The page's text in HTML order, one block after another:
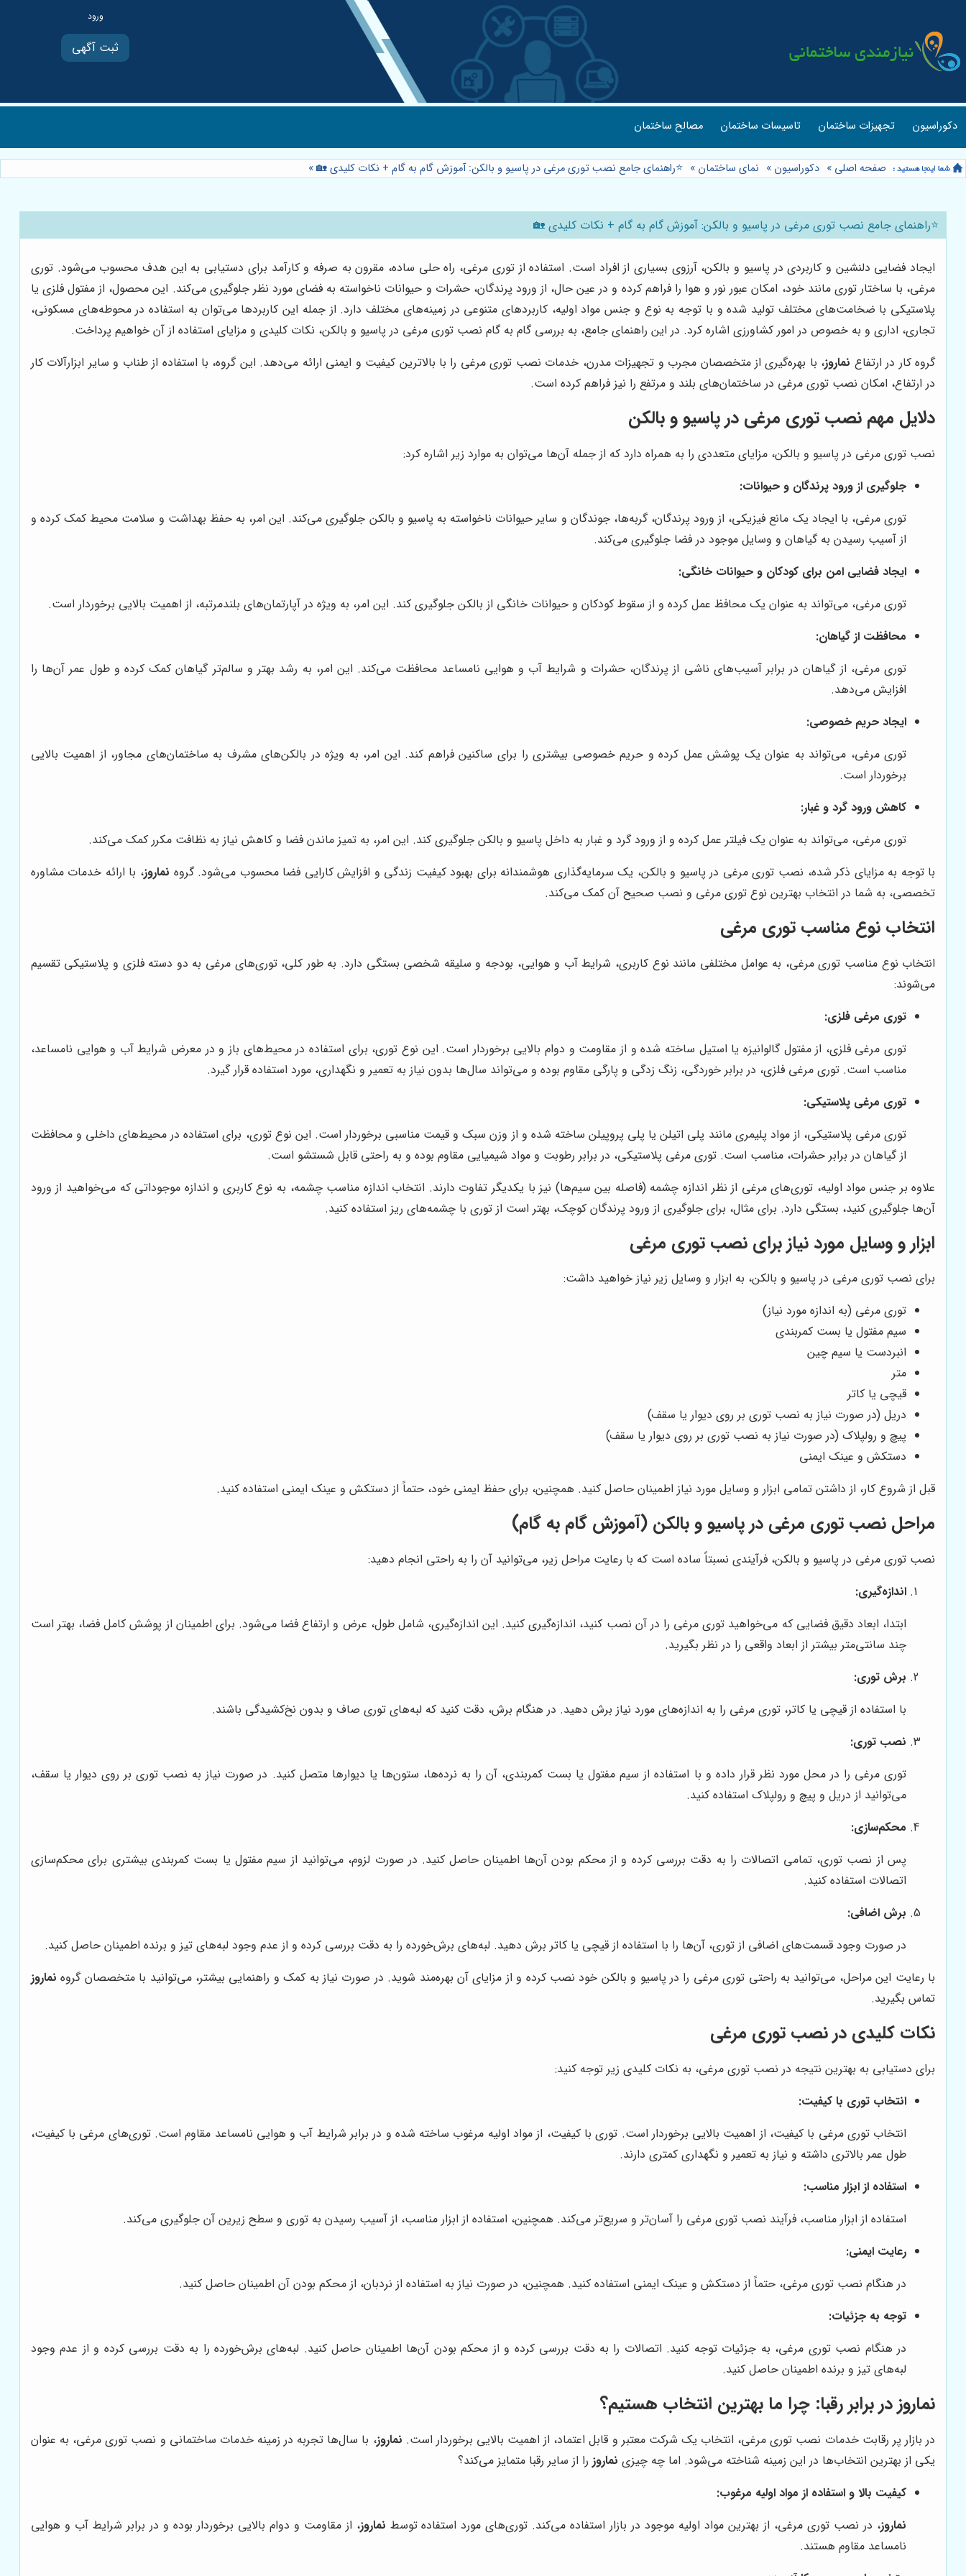
ثبت آگهی
دکوراسیون تجهیزات ساختمان تاسیسات ساختمان مصالح ساختمان
صفحه اصلی » دکوراسیون » نمای ساختمان » ⭐️راهنمای جامع نصب توری مرغی در پاسیو و بالکن: آموزش گام به گام + نکات کلیدی 🏡»
⭐️راهنمای جامع نصب توری مرغی در پاسیو و بالکن: آموزش گام به گام + نکات کلیدی 🏡
ایجاد فضایی دلنشین و کاربردی در پاسیو و بالکن، آرزوی بسیاری از افراد است. استفاده از توری مرغی، راه حلی ساده، مقرون به صرفه و کارآمد برای دستیابی به این هدف محسوب می‌شود. توری
مرغی، با ساختار توری مانند خود، امکان عبور نور و هوا را فراهم کرده و در عین حال، از ورود پرندگان، حشرات و حیوانات ناخواسته به فضای مورد نظر جلوگیری می‌کند. این محصول، از مفتول فلزی یا
پلاستیکی با ضخامت‌های مختلف تولید شده و با توجه به نوع و جنس مواد اولیه، کاربردهای متنوعی در زمینه‌های مختلف دارد. از جمله این کاربردها می‌توان به استفاده در محوطه‌های مسکونی،
تجاری، اداری و به خصوص در امور کشاورزی اشاره کرد. در این راهنمای جامع، به بررسی گام به گام نصب توری مرغی در پاسیو و بالکن، نکات کلیدی و مزایای استفاده از آن خواهیم پرداخت.
گروه کار در ارتفاع نماروز، با بهره‌گیری از متخصصان مجرب و تجهیزات مدرن، خدمات نصب توری مرغی را با بالاترین کیفیت و ایمنی ارائه می‌دهد. این گروه، با استفاده از طناب و سایر ابزارآلات کار
در ارتفاع، امکان نصب توری مرغی در ساختمان‌های بلند و مرتفع را نیز فراهم کرده است.
دلایل مهم نصب توری مرغی در پاسیو و بالکن
نصب توری مرغی در پاسیو و بالکن، مزایای متعددی را به همراه دارد که از جمله آن‌ها می‌توان به موارد زیر اشاره کرد:
جلوگیری از ورود پرندگان و حیوانات:
توری مرغی، با ایجاد یک مانع فیزیکی، از ورود پرندگان، گربه‌ها، جوندگان و سایر حیوانات ناخواسته به پاسیو و بالکن جلوگیری می‌کند. این امر، به حفظ بهداشت و سلامت محیط کمک کرده و
از آسیب رسیدن به گیاهان و وسایل موجود در فضا جلوگیری می‌کند.
ایجاد فضایی امن برای کودکان و حیوانات خانگی:
توری مرغی، می‌تواند به عنوان یک محافظ عمل کرده و از سقوط کودکان و حیوانات خانگی از بالکن جلوگیری کند. این امر، به ویژه در آپارتمان‌های بلندمرتبه، از اهمیت بالایی برخوردار است.
محافظت از گیاهان:
توری مرغی، از گیاهان در برابر آسیب‌های ناشی از پرندگان، حشرات و شرایط آب و هوایی نامساعد محافظت می‌کند. این امر، به رشد بهتر و سالم‌تر گیاهان کمک کرده و طول عمر آن‌ها را
افزایش می‌دهد.
ایجاد حریم خصوصی:
توری مرغی، می‌تواند به عنوان یک پوشش عمل کرده و حریم خصوصی بیشتری را برای ساکنین فراهم کند. این امر، به ویژه در بالکن‌های مشرف به ساختمان‌های مجاور، از اهمیت بالایی
برخوردار است.
کاهش ورود گرد و غبار:
توری مرغی، می‌تواند به عنوان یک فیلتر عمل کرده و از ورود گرد و غبار به داخل پاسیو و بالکن جلوگیری کند. این امر، به تمیز ماندن فضا و کاهش نیاز به نظافت مکرر کمک می‌کند.
با توجه به مزایای ذکر شده، نصب توری مرغی در پاسیو و بالکن، یک سرمایه‌گذاری هوشمندانه برای بهبود کیفیت زندگی و افزایش کارایی فضا محسوب می‌شود. گروه نماروز، با ارائه خدمات مشاوره
تخصصی، به شما در انتخاب بهترین نوع توری مرغی و نصب صحیح آن کمک می‌کند.
انتخاب نوع مناسب توری مرغی
انتخاب نوع مناسب توری مرغی، به عوامل مختلفی مانند نوع کاربری، شرایط آب و هوایی، بودجه و سلیقه شخصی بستگی دارد. به طور کلی، توری‌های مرغی به دو دسته فلزی و پلاستیکی تقسیم
می‌شوند:
توری مرغی فلزی:
توری مرغی فلزی، از مفتول گالوانیزه یا استیل ساخته شده و از مقاومت و دوام بالایی برخوردار است. این نوع توری، برای استفاده در محیط‌های باز و در معرض شرایط آب و هوایی نامساعد،
مناسب است. توری مرغی فلزی، در برابر خوردگی، زنگ زدگی و پارگی مقاوم بوده و می‌تواند سال‌ها بدون نیاز به تعمیر و نگهداری، مورد استفاده قرار گیرد.
توری مرغی پلاستیکی:
توری مرغی پلاستیکی، از مواد پلیمری مانند پلی اتیلن یا پلی پروپیلن ساخته شده و از وزن سبک و قیمت مناسبی برخوردار است. این نوع توری، برای استفاده در محیط‌های داخلی و محافظت
از گیاهان در برابر حشرات، مناسب است. توری مرغی پلاستیکی، در برابر رطوبت و مواد شیمیایی مقاوم بوده و به راحتی قابل شستشو است.
علاوه بر جنس مواد اولیه، توری‌های مرغی از نظر اندازه چشمه (فاصله بین سیم‌ها) نیز با یکدیگر تفاوت دارند. انتخاب اندازه مناسب چشمه، به نوع کاربری و اندازه موجوداتی که می‌خواهید از ورود
آن‌ها جلوگیری کنید، بستگی دارد. برای مثال، برای جلوگیری از ورود پرندگان کوچک، بهتر است از توری با چشمه‌های ریز استفاده کنید.
ابزار و وسایل مورد نیاز برای نصب توری مرغی
برای نصب توری مرغی در پاسیو و بالکن، به ابزار و وسایل زیر نیاز خواهید داشت:
توری مرغی (به اندازه مورد نیاز)
سیم مفتول یا بست کمربندی
انبردست یا سیم چین
متر
قیچی یا کاتر
دریل (در صورت نیاز به نصب توری بر روی دیوار یا سقف)
پیچ و رولپلاک (در صورت نیاز به نصب توری بر روی دیوار یا سقف)
دستکش و عینک ایمنی
قبل از شروع کار، از داشتن تمامی ابزار و وسایل مورد نیاز اطمینان حاصل کنید. همچنین، برای حفظ ایمنی خود، حتماً از دستکش و عینک ایمنی استفاده کنید.
مراحل نصب توری مرغی در پاسیو و بالکن (آموزش گام به گام)
نصب توری مرغی در پاسیو و بالکن، فرآیندی نسبتاً ساده است که با رعایت مراحل زیر، می‌توانید آن را به راحتی انجام دهید:
اندازه‌گیری:
ابتدا، ابعاد دقیق فضایی که می‌خواهید توری مرغی را در آن نصب کنید، اندازه‌گیری کنید. این اندازه‌گیری، شامل طول، عرض و ارتفاع فضا می‌شود. برای اطمینان از پوشش کامل فضا، بهتر است
چند سانتی‌متر بیشتر از ابعاد واقعی را در نظر بگیرید.
برش توری:
با استفاده از قیچی یا کاتر، توری مرغی را به اندازه‌های مورد نیاز برش دهید. در هنگام برش، دقت کنید که لبه‌های توری صاف و بدون نخ‌کشیدگی باشند.
نصب توری:
توری مرغی را در محل مورد نظر قرار داده و با استفاده از سیم مفتول یا بست کمربندی، آن را به نرده‌ها، ستون‌ها یا دیوارها متصل کنید. در صورت نیاز به نصب توری بر روی دیوار یا سقف،
می‌توانید از دریل و پیچ و رولپلاک استفاده کنید.
محکم‌سازی:
پس از نصب توری، تمامی اتصالات را به دقت بررسی کرده و از محکم بودن آن‌ها اطمینان حاصل کنید. در صورت لزوم، می‌توانید از سیم مفتول یا بست کمربندی بیشتری برای محکم‌سازی
اتصالات استفاده کنید.
برش اضافی:
در صورت وجود قسمت‌های اضافی از توری، آن‌ها را با استفاده از قیچی یا کاتر برش دهید. لبه‌های برش‌خورده را به دقت بررسی کرده و از عدم وجود لبه‌های تیز و برنده اطمینان حاصل کنید.
با رعایت این مراحل، می‌توانید به راحتی توری مرغی را در پاسیو و بالکن خود نصب کرده و از مزایای آن بهره‌مند شوید. در صورت نیاز به کمک و راهنمایی بیشتر، می‌توانید با متخصصان گروه نماروز
تماس بگیرید.
نکات کلیدی در نصب توری مرغی
برای دستیابی به بهترین نتیجه در نصب توری مرغی، به نکات کلیدی زیر توجه کنید:
انتخاب توری با کیفیت:
انتخاب توری مرغی با کیفیت، از اهمیت بالایی برخوردار است. توری با کیفیت، از مواد اولیه مرغوب ساخته شده و در برابر شرایط آب و هوایی نامساعد مقاوم است. توری‌های مرغی با کیفیت،
طول عمر بالاتری داشته و نیاز به تعمیر و نگهداری کمتری دارند.
استفاده از ابزار مناسب:
استفاده از ابزار مناسب، فرآیند نصب توری مرغی را آسان‌تر و سریع‌تر می‌کند. همچنین، استفاده از ابزار مناسب، از آسیب رسیدن به توری و سطح زیرین آن جلوگیری می‌کند.
رعایت ایمنی:
در هنگام نصب توری مرغی، حتماً از دستکش و عینک ایمنی استفاده کنید. همچنین، در صورت نیاز به استفاده از نردبان، از محکم بودن آن اطمینان حاصل کنید.
توجه به جزئیات:
در هنگام نصب توری مرغی، به جزئیات توجه کنید. اتصالات را به دقت بررسی کرده و از محکم بودن آن‌ها اطمینان حاصل کنید. لبه‌های برش‌خورده را به دقت بررسی کرده و از عدم وجود
لبه‌های تیز و برنده اطمینان حاصل کنید.
نماروزدر برابر رقبا: چرا ما بهترین انتخاب هستیم؟
در بازار پر رقابت خدمات نصب توری مرغی، انتخاب یک شرکت معتبر و قابل اعتماد، از اهمیت بالایی برخوردار است. نماروز، با سال‌ها تجربه در زمینه خدمات ساختمانی و نصب توری مرغی، به عنوان
یکی از بهترین انتخاب‌ها در این زمینه شناخته می‌شود. اما چه چیزی نماروز را از سایر رقبا متمایز می‌کند؟
کیفیت بالا و استفاده از مواد اولیه مرغوب:
نماروز، در نصب توری مرغی، از بهترین مواد اولیه موجود در بازار استفاده می‌کند. توری‌های مورد استفاده توسط نماروز، از مقاومت و دوام بالایی برخوردار بوده و در برابر شرایط آب و هوایی
نامساعد مقاوم هستند.